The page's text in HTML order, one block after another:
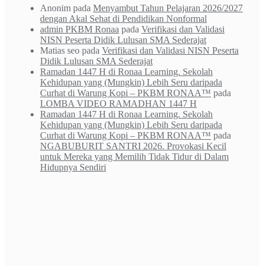
Anonim pada Menyambut Tahun Pelajaran 2026/2027
dengan Akal Sehat di Pendidikan Nonformal
admin PKBM Ronaa pada Verifikasi dan Validasi
NISN Peserta Didik Lulusan SMA Sederajat
Matias seo pada Verifikasi dan Validasi NISN Peserta
Didik Lulusan SMA Sederajat
Ramadan 1447 H di Ronaa Learning. Sekolah
Kehidupan yang (Mungkin) Lebih Seru daripada
Curhat di Warung Kopi – PKBM RONAA™ pada
LOMBA VIDEO RAMADHAN 1447 H
Ramadan 1447 H di Ronaa Learning. Sekolah
Kehidupan yang (Mungkin) Lebih Seru daripada
Curhat di Warung Kopi – PKBM RONAA™ pada
NGABUBURIT SANTRI 2026. Provokasi Kecil
untuk Mereka yang Memilih Tidak Tidur di Dalam
Hidupnya Sendiri